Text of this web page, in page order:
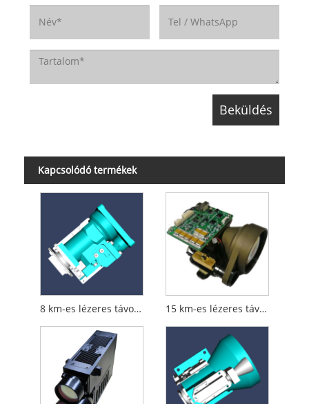
Kapcsolódó termékek
8 km-es lézeres távolságmérő modul 15 km-es lézeres távolságmérő modul